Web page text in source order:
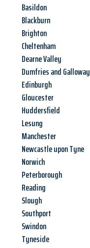
Basildon
Blackburn
Brighton
Cheltenham
Dearne Valley
Dumfries and Galloway
Edinburgh
Gloucester
Huddersfield
Lesung
Manchester
Newcastle upon Tyne
Norwich
Peterborough
Reading
Slough
Southport
Swindon
Tyneside